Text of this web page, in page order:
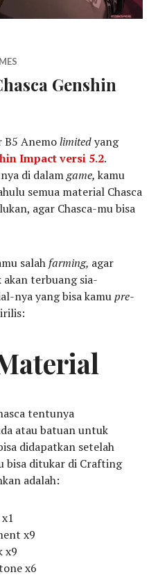
Genshin
B5 Anemolimitedyang
Impact versi 5.2.
di dalamgame,kamu
semua material Chasca
agar Chasca-mu bisa
salah farming, agar
terbuang sia-
nya yang bisa kamupre-
tentunya
atau batuan untuk
didapatkan setelah
bisa ditukar di Crafting
adalah:
x9
x9
x6